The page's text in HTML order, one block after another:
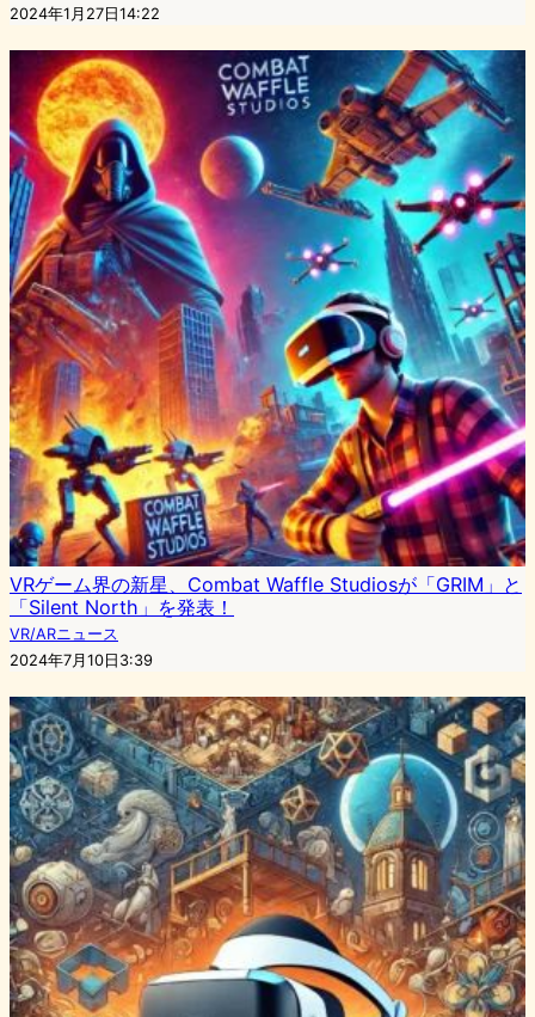
2024年1月27日14:22
VRゲーム界の新星、Combat Waffle Studiosが「GRIM」と
「Silent North」を発表！
VR/ARニュース
2024年7月10日3:39